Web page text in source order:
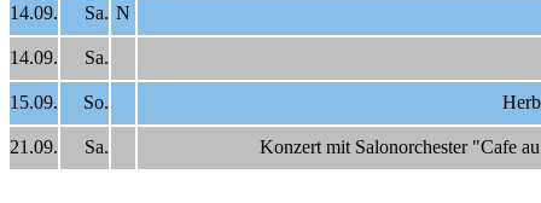
14.09. Sa. N
14.09. Sa.
15.09. So.
21.09. Sa. Konzert mit Salonorchester "Cafe